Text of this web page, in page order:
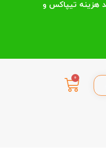
0
باشید هزینه تیپاکس و